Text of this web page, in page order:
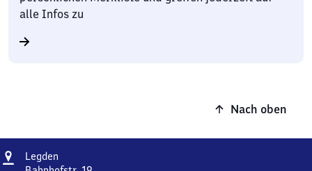
alle Infos zu
Nach oben
Adresse
Legden